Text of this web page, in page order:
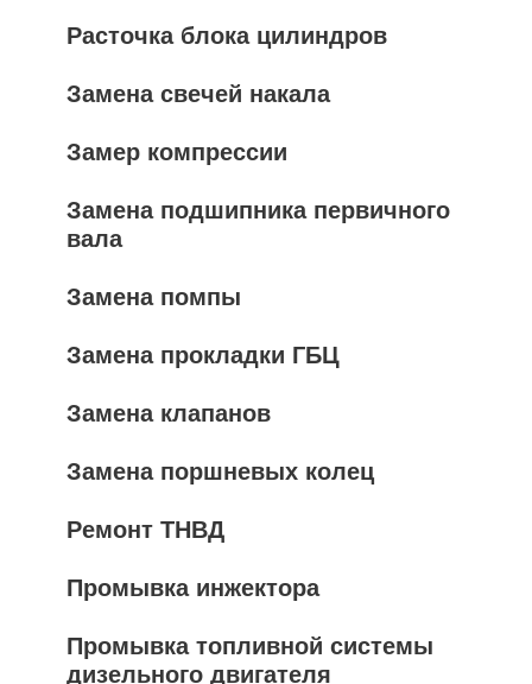
Расточка блока цилиндров
Замена свечей накала
Замер компрессии
Замена подшипника первичного
вала
Замена помпы
Замена прокладки ГБЦ
Замена клапанов
Замена поршневых колец
Ремонт ТНВД
Промывка инжектора
Промывка топливной системы
дизельного двигателя